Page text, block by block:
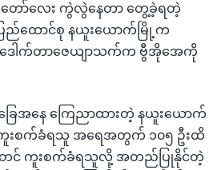
ာ်လေး ကွဲလွဲနေတာ တွေ့ခဲ့ရတဲ့
ြည်ထောင်စု နယူးယောက်မြို့က
ဒေါက်တာဇေယျာသက်က ဗွီအိုအေကို
ေအနေ ကြေညာထားတဲ့ နယူးယောက်
ကူးစက်ခံရသူ အရေအတွက် ၁၀၅ ဦးထိ
ာတင် ကူးစက်ခံရသူလို့ အတည်ပြုနိုင်တဲ့